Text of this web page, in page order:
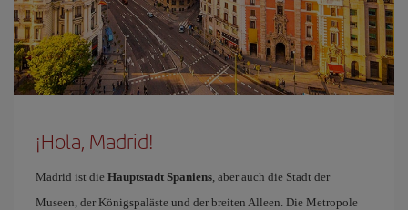
¡Hola, Madrid!
Madrid ist die Hauptstadt Spaniens, aber auch die Stadt der
Museen, der Königspaläste und der breiten Alleen. Die Metropole